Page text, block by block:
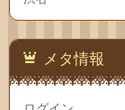
メタ情報